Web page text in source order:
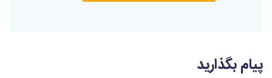
پیام بگذارید